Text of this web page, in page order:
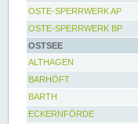
OSTE-SPERRWERK AP
OSTE-SPERRWERK BP
OSTSEE
ALTHAGEN
BARHÖFT
BARTH
ECKERNFÖRDE